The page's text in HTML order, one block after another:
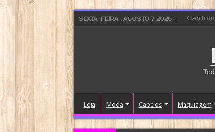
SEXTA-FEIRA , AGOSTO 7 2026
Loja Moda Cabelos Maquiagem